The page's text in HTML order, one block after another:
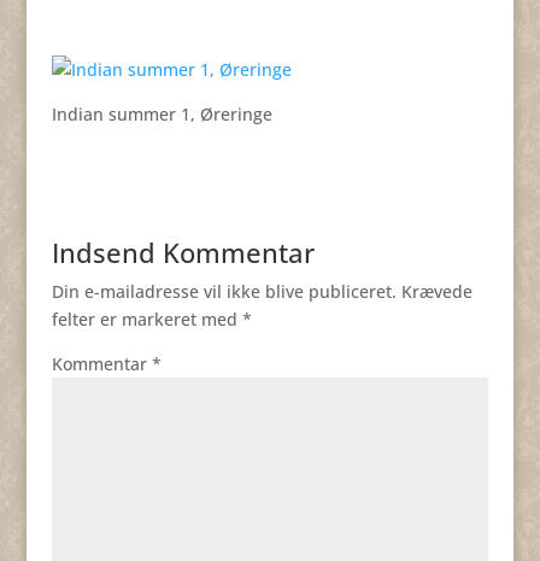
Indian summer 1, Øreringe
Indsend Kommentar
Din e-mailadresse vil ikke blive publiceret. Krævede
felter er markeret med *
Kommentar *